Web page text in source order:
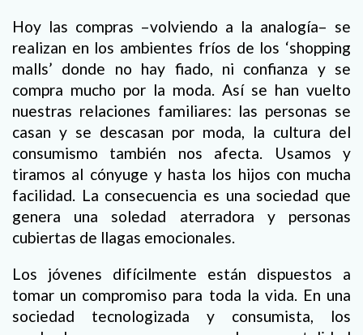
Hoy las compras –volviendo a la analogía– se
realizan en los ambientes fríos de los ‘shopping
malls’ donde no hay fiado, ni confianza y se
compra mucho por la moda. Así se han vuelto
nuestras relaciones familiares: las personas se
casan y se descasan por moda, la cultura del
consumismo también nos afecta. Usamos y
tiramos al cónyuge y hasta los hijos con mucha
facilidad. La consecuencia es una sociedad que
genera una soledad aterradora y personas
cubiertas de llagas emocionales.
Los jóvenes difícilmente están dispuestos a
tomar un compromiso para toda la vida. En una
sociedad tecnologizada y consumista, los